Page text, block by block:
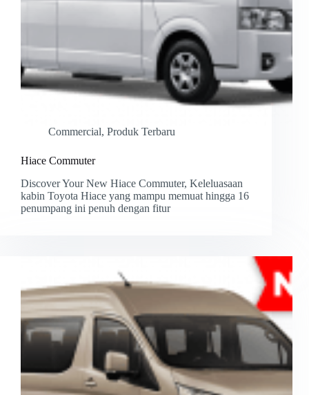
Commercial, Produk Terbaru
Hiace Commuter
Discover Your New Hiace Commuter, Keleluasaan
kabin Toyota Hiace yang mampu memuat hingga 16
penumpang ini penuh dengan fitur